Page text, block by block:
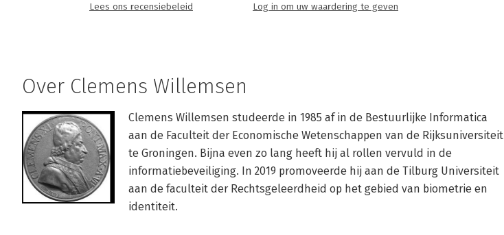
Lees ons recensiebeleid Log in om uw waardering te geven
Over Clemens Willemsen
Clemens Willemsen studeerde in 1985 af in de Bestuurlijke Informatica
aan de Faculteit der Economische Wetenschappen van de Rijksuniversiteit
te Groningen. Bijna even zo lang heeft hij al rollen vervuld in de
informatiebeveiliging. In 2019 promoveerde hij aan de Tilburg Universiteit
aan de faculteit der Rechtsgeleerdheid op het gebied van biometrie en
identiteit.